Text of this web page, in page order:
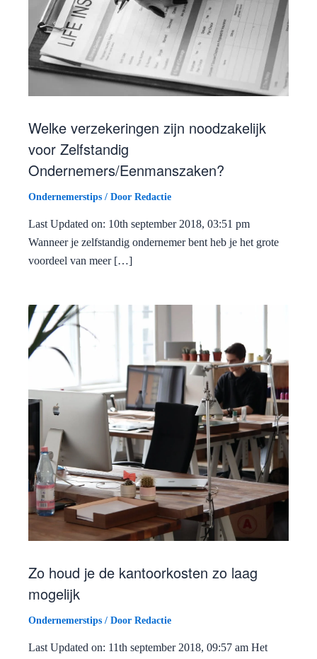
Welke verzekeringen zijn noodzakelijk
voor Zelfstandig
Ondernemers/Eenmanszaken?
Ondernemerstips / Door Redactie
Last Updated on: 10th september 2018, 03:51 pm
Wanneer je zelfstandig ondernemer bent heb je het grote
voordeel van meer […]
Zo houd je de kantoorkosten zo laag
mogelijk
Ondernemerstips / Door Redactie
Last Updated on: 11th september 2018, 09:57 am Het